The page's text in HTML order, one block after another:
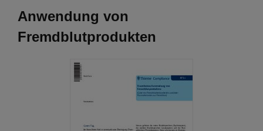
text.skipToContent
text.skipToNavigation
Anwendung von
Fremdblutprodukten